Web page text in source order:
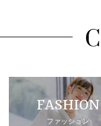
FASHION
ファッション